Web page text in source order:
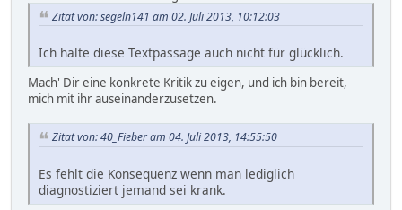
Zitat von: segeln141 am 02. Juli 2013, 10:12:03
Ich halte diese Textpassage auch nicht für glücklich.
Mach' Dir eine konkrete Kritik zu eigen, und ich bin bereit,
mich mit ihr auseinanderzusetzen.
Zitat von: 40_Fieber am 04. Juli 2013, 14:55:50
Es fehlt die Konsequenz wenn man lediglich
diagnostiziert jemand sei krank.